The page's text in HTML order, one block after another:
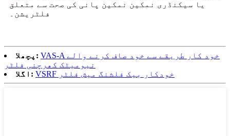
یا سیکنڈری نمکین نمکین پانی کی صحت سے متعلق
فلٹریشن۔
پچھلا: VAS-A خود کار طریقے سے خود صاف کرنے والے
نیومیٹک کھرچنی فلٹر
اگلا:
VSRF خودکار بیک فلشنگ میش فلٹر